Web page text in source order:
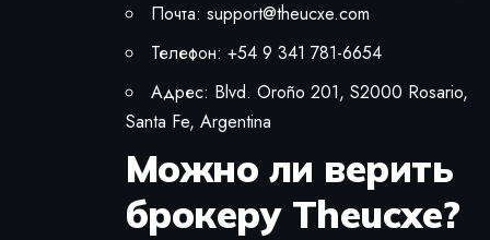
Почта: support@theucxe.com
Телефон: +54 9 341 781-6654
Адрес: Blvd. Oroño 201, S2000 Rosario,
Santa Fe, Argentina
Можно ли верить
брокеру Theucxe?